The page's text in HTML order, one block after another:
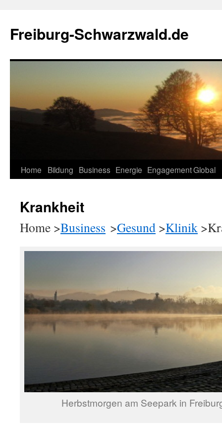
springen
Freiburg-Schwarzwald.de
Home Bildung Business Energie EngagementGlobal
Krankheit
Home >Business >Gesund >Klinik
Herbstmorgen am Seepark in